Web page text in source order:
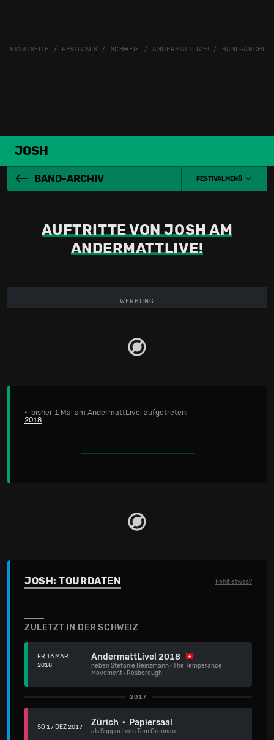
STARTSEITE FESTIVALS SCHWEIZ ANDERMATTLIVE! BAND-ARCHIV
JOSH
BAND-ARCHIV FESTIVALMENÜ
AUFTRITTE VON JOSH AM
ANDERMATTLIVE!
WERBUNG
• bisher 1 Mal am AndermattLive! aufgetreten:
2018
JOSH: TOURDATEN Fehlt etwas?
ZULETZT IN DER SCHWEIZ
FR 16 MÄR
2018
AndermattLive! 2018
nebenStefanie Heinzmann·The Temperance
Movement· Rosborough
2017
SO 17 DEZ 2017 Zürich · Papiersaal
als Support von Tom Grennan